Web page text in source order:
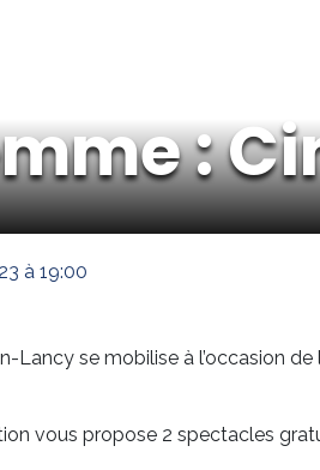
:
à 19:00
Lancy se mobilise à l’occasion
vous propose 2 spectacles